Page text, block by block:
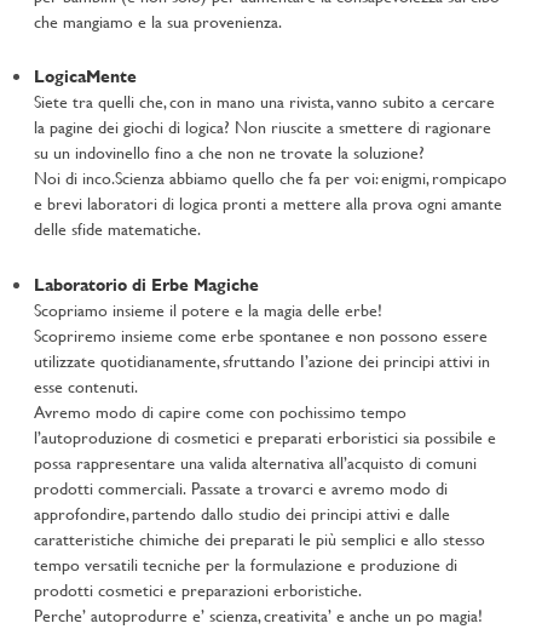
che mangiamo e la sua provenienza.
LogicaMente
Siete tra quelli che, con in mano una rivista, vanno subito a cercare
la pagine dei giochi di logica? Non riuscite a smettere di ragionare
su un indovinello fino a che non ne trovate la soluzione?
Noi di inco.Scienza abbiamo quello che fa per voi: enigmi, rompicapo
e brevi laboratori di logica pronti a mettere alla prova ogni amante
delle sfide matematiche.
Laboratorio di Erbe Magiche
Scopriamo insieme il potere e la magia delle erbe!
Scopriremo insieme come erbe spontanee e non possono essere
utilizzate quotidianamente, sfruttando I’azione dei principi attivi in
esse contenuti.
Avremo modo di capire come con pochissimo tempo
l’autoproduzione di cosmetici e preparati erboristici sia possibile e
possa rappresentare una valida alternativa all’acquisto di comuni
prodotti commerciali. Passate a trovarci e avremo modo di
approfondire, partendo dallo studio dei principi attivi e dalle
caratteristiche chimiche dei preparati le più semplici e allo stesso
tempo versatili tecniche per la formulazione e produzione di
prodotti cosmetici e preparazioni erboristiche.
Perche’ autoprodurre e’ scienza, creativita’ e anche un po magia!